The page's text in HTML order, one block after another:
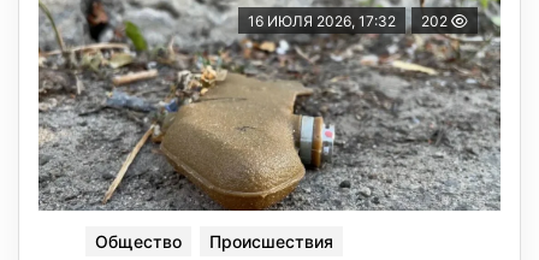
16 ИЮЛЯ 2026, 17:32 202
Общество Происшествия